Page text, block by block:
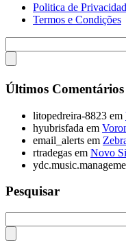
Politica de
Termos e Condições
Últimos Comentários
litopedreira-8823 em
hyubrisfada em
email_alerts em
rtradegas em Novo
Pesquisar